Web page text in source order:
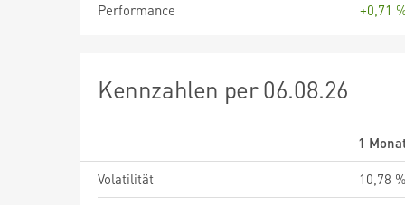
Performance
+0,71
Kennzahlen per 06.08.26
1
Volatilität
10,78